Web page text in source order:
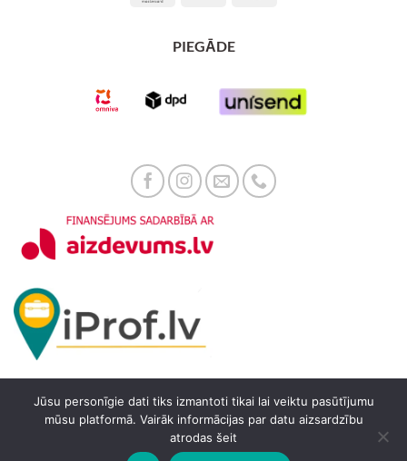
PIEGĀDE
Jūsu personīgie dati tiks izmantoti tikai lai veiktu pasūtījumu
mūsu platformā. Vairāk informācijas par datu aizsardzību
atrodas šeit